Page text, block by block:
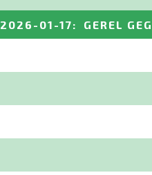
2026-01-17: GEREL